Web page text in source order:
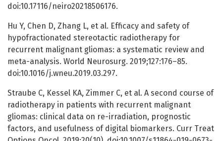
doi:10.17116/neiro20218506176.
Hu Y, Chen D, Zhang L, et al. Efficacy and safety of
hypofractionated stereotactic radiotherapy for
recurrent malignant gliomas: a systematic review and
meta-analysis. World Neurosurg. 2019;127:176–85.
doi:10.1016/j.wneu.2019.03.297.
Straube C, Kessel KA, Zimmer C, et al. A second course of
radiotherapy in patients with recurrent malignant
gliomas: clinical data on re-irradiation, prognostic
factors, and usefulness of digital biomarkers. Curr Treat